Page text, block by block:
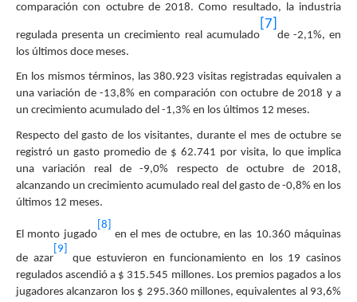
comparación con octubre de 2018. Como resultado, la industria
regulada presenta un crecimiento real acumulado
[7]
de -2,1%, en
los últimos doce meses.
En los mismos términos, las 380.923 visitas registradas equivalen a
una variación de -13,8% en comparación con octubre de 2018 y a
un crecimiento acumulado del -1,3% en los últimos 12 meses.
Respecto del gasto de los visitantes, durante el mes de octubre se
registró un gasto promedio de $ 62.741 por visita, lo que implica
una variación real de -9,0% respecto de octubre de 2018,
alcanzando un crecimiento acumulado real del gasto de -0,8% en los
últimos 12 meses.
El monto jugado
[8]
en el mes de octubre, en las 10.360 máquinas
de azar
[9]
que estuvieron en funcionamiento en los 19 casinos
regulados ascendió a $ 315.545 millones. Los premios pagados a los
jugadores alcanzaron los $ 295.360 millones, equivalentes al 93,6%